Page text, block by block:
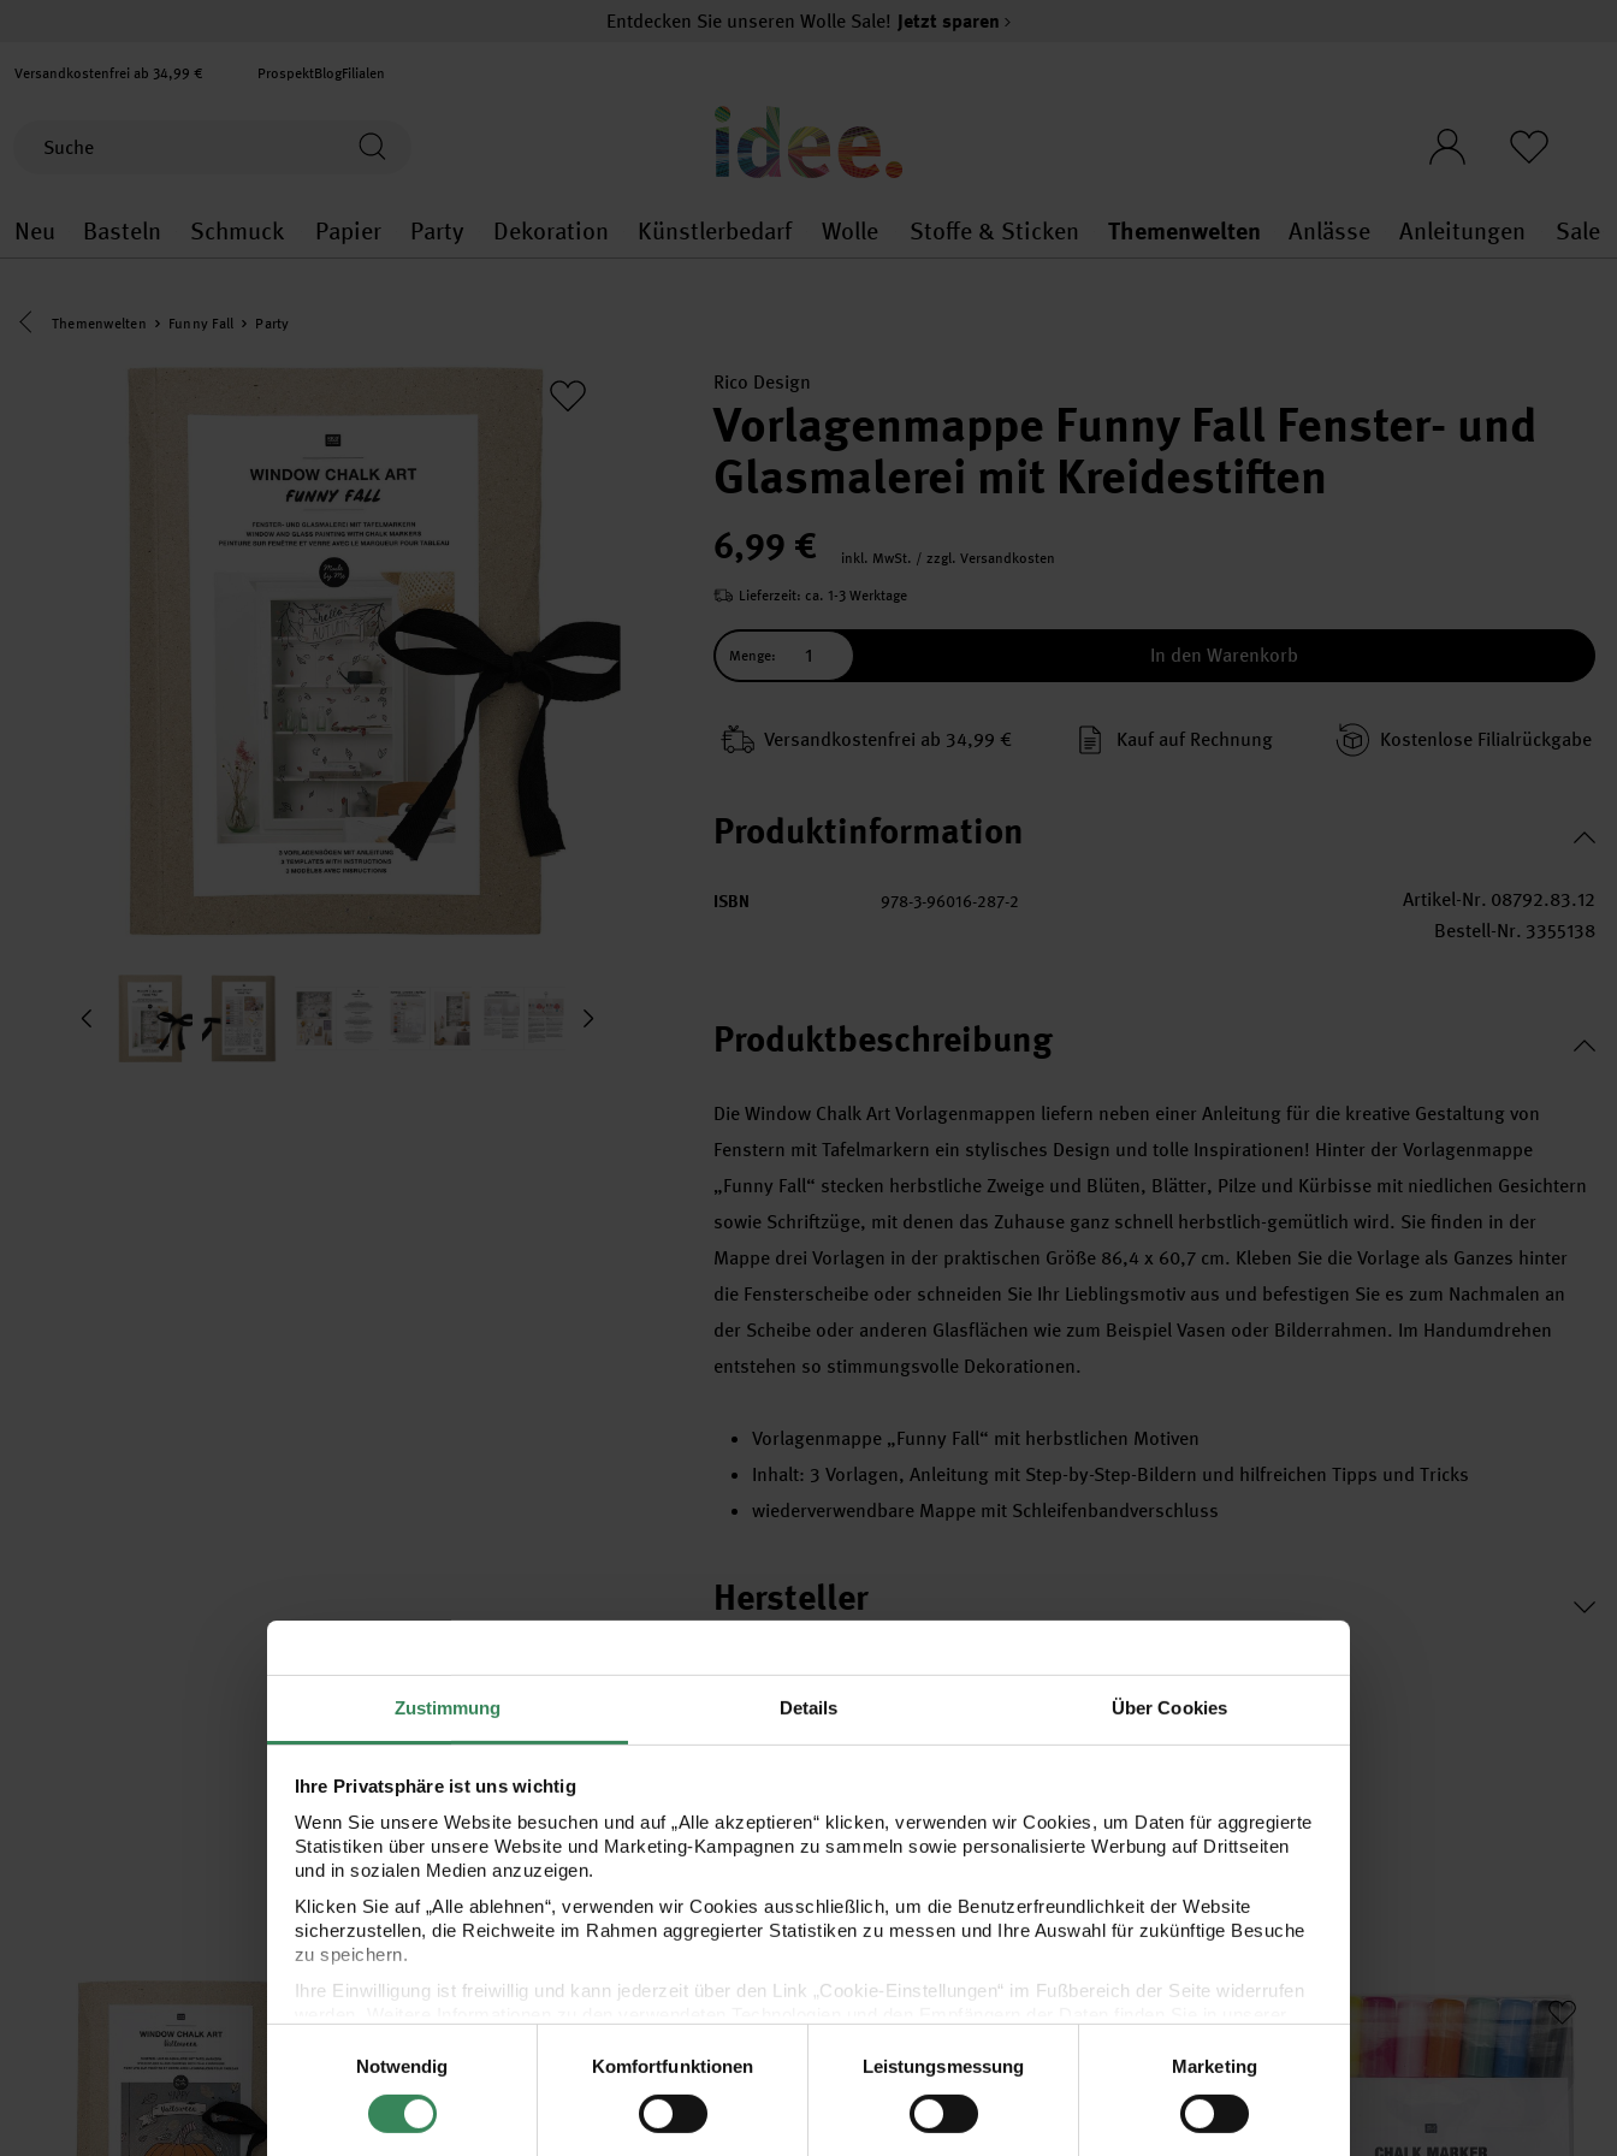
Zustimmung Details Über Cookies
Ihre Privatsphäre ist uns wichtig
Wenn Sie unsere Website besuchen und auf „Alle akzeptieren“ klicken, verwenden wir Cookies, um Daten für aggregierte
Statistiken über unsere Website und Marketing-Kampagnen zu sammeln sowie personalisierte Werbung auf Drittseiten
und in sozialen Medien anzuzeigen.
Klicken Sie auf „Alle ablehnen“, verwenden wir Cookies ausschließlich, um die Benutzerfreundlichkeit der Website
sicherzustellen, die Reichweite im Rahmen aggregierter Statistiken zu messen und Ihre Auswahl für zukünftige Besuche
zu speichern.
Ihre Einwilligung ist freiwillig und kann jederzeit über den Link „Cookie-Einstellungen“ im Fußbereich der Seite widerrufen
Impressum
Datenschutz Vertrag widerrufen
Notwendig
Komfortfunktionen Leistungsmessung Marketing
Entdecken Sie unseren Wolle Sale! Jetzt sparen
Versandkostenfrei ab 34,99 € ProspektBlogFilialen
Neu
Neu general.openMenu
Basteln
Basteln general.openMenu
Schmuck
Schmuck general.openMenu
Papier
Papier general.openMenu
Party
Party general.openMenu
Dekoration
Dekoration general.openMenu
Künstlerbedarf
Künstlerbedarf general.openMenu
Wolle
Wolle general.openMenu
Stoffe & Sticken
Stoffe & Sticken general.openMenu
Themenwelten
Themenwelten
Anlässe
Anlässe
Anleitungen Sale
Eine Kategorie zurück navigieren
Themenwelten Funny Fall Party
Rico Design
Vorlagenmappe Funny Fall Fenster- und
Glasmalerei mit Kreidestiften
6,99 €
inkl. MwSt. / zzgl. Versandkosten
Lieferzeit: ca. 1-3 Werktage
Menge: In den Warenkorb
Versand­kosten­frei ab 34,99 € Kauf auf Rechnung Kosten­lose Filial­rückgabe
Produktinformation
ISBN 978-3-96016-287-2 Artikel-Nr. 08792.83.12
Bestell-Nr. 3355138
Produktbeschreibung
Die Window Chalk Art Vorlagenmappen liefern neben einer Anleitung für die kreative Gestaltung von
Fenstern mit Tafelmarkern ein stylisches Design und tolle Inspirationen! Hinter der Vorlagenmappe
„Funny Fall“ stecken herbstliche Zweige und Blüten, Blätter, Pilze und Kürbisse mit niedlichen Gesichtern
sowie Schriftzüge, mit denen das Zuhause ganz schnell herbstlich-gemütlich wird. Sie finden in der
Mappe drei Vorlagen in der praktischen Größe 86,4 x 60,7 cm. Kleben Sie die Vorlage als Ganzes hinter
die Fensterscheibe oder schneiden Sie Ihr Lieblingsmotiv aus und befestigen Sie es zum Nachmalen an
der Scheibe oder anderen Glasflächen wie zum Beispiel Vasen oder Bilderrahmen. Im Handumdrehen
entstehen so stimmungsvolle Dekorationen.
Vorlagenmappe „Funny Fall“ mit herbstlichen Motiven
Inhalt: 3 Vorlagen, Anleitung mit Step-by-Step-Bildern und hilfreichen Tipps und Tricks
wiederverwendbare Mappe mit Schleifenbandverschluss
Hersteller
Kaufempfehlung
Vorlagenmappe Halloween Fenster- und Glasmalerei mit Kreidestiften
Kreidestift Flüssigkreide 3mm Kreidestifte Flüssigkreide Set Celebration 3mm 4 FarbenKreidestifte Flüssigkreide Set Pastell 3mm 4 FarbenKreidestifte Flüssigkreide Set Basic